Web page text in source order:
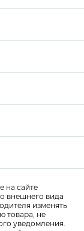
на сайте
внешнего вида
изменять
товара, не
уведомления.